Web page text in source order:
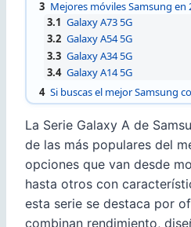
3 Mejores móviles Samsung en
3.1 Galaxy A73 5G
3.2 Galaxy A54 5G
3.3 Galaxy A34 5G
3.4 Galaxy A14 5G
4 Si buscas el mejor Samsung
La Serie Galaxy A de
de las más populares del
opciones que van desde
hasta otros con
esta serie se destaca por
combinan rendimiento,